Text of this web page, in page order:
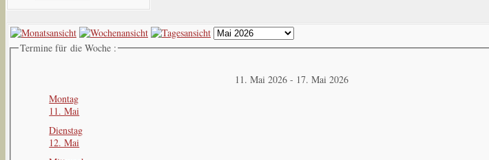
Termine für die Woche :
11. Mai 2026 - 17. Mai 2026
Montag
11. Mai
Dienstag
12. Mai